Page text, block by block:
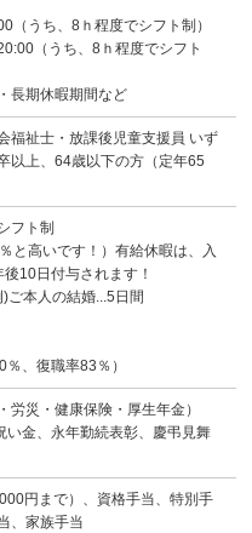
（うち、8ｈ程度でシフト制）
（うち、8ｈ程度でシフト
長期休暇期間など
福祉士・放課後児童支援員 いず
上、64歳以下の方（定年65
フト制
と高いです！）有給休暇は、入
10日付与されます！
本人の結婚...5日間
％、復職率83％）
労災・健康保険・厚生年金）
い金、永年勤続表彰、慶弔見舞
円まで）、資格手当、特別手
、家族手当